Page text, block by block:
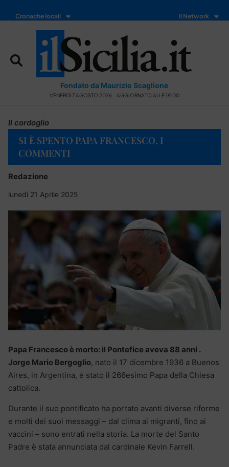
Cronache locali Il Network
Fondato da Maurizio Scaglione
VENERDÌ 7 AGOSTO 2026 - AGGIORNATO ALLE 19:00
Il cordoglio
SI È SPENTO PAPA FRANCESCO, I
COMMENTI
Redazione
lunedì 21 Aprile 2025
Papa Francesco è morto: il Pontefice aveva 88 anni .
Jorge Mario Bergoglio, nato il 17 dicembre 1936 a Buenos
Aires, in Argentina, è stato il 266esimo Papa della Chiesa
cattolica.
Durante il suo pontificato ha portato avanti diverse riforme
e molti dei suoi messaggi – dal clima ai migranti, fino ai
vaccini – sono entrati nella storia. La morte del Santo
Padre è stata annunciata dal cardinale Kevin Farrell.